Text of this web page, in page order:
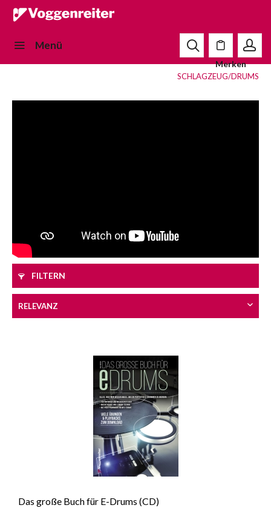
Menü
Merken
SCHLAGZEUG/DRUMS
FILTERN
Das große Buch für E-Drums (CD)